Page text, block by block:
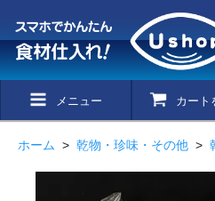
メニュー カート
ホーム > 乾物・珍味・その他 >